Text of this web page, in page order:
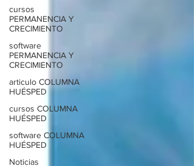
cursos
PERMANENCIA Y
CRECIMIENTO
software
PERMANENCIA Y
CRECIMIENTO
articulo COLUMNA
HUÉSPED
cursos COLUMNA
HUÉSPED
software COLUMNA
HUÉSPED
Noticias